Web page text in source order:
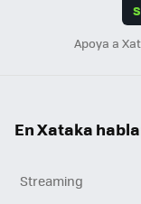
Apoya a
En Xataka
Streaming